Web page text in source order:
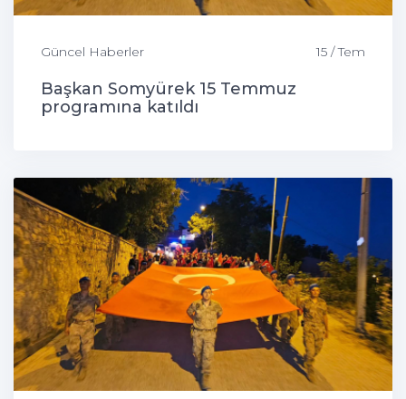
Güncel Haberler 15 / Tem
Başkan Somyürek 15 Temmuz
programına katıldı